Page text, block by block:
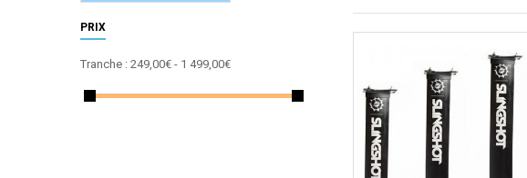
PRIX
Tranche : 249,00€ - 1 499,00€